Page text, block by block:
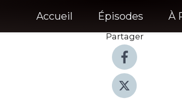
Accueil Épisodes À
Partager